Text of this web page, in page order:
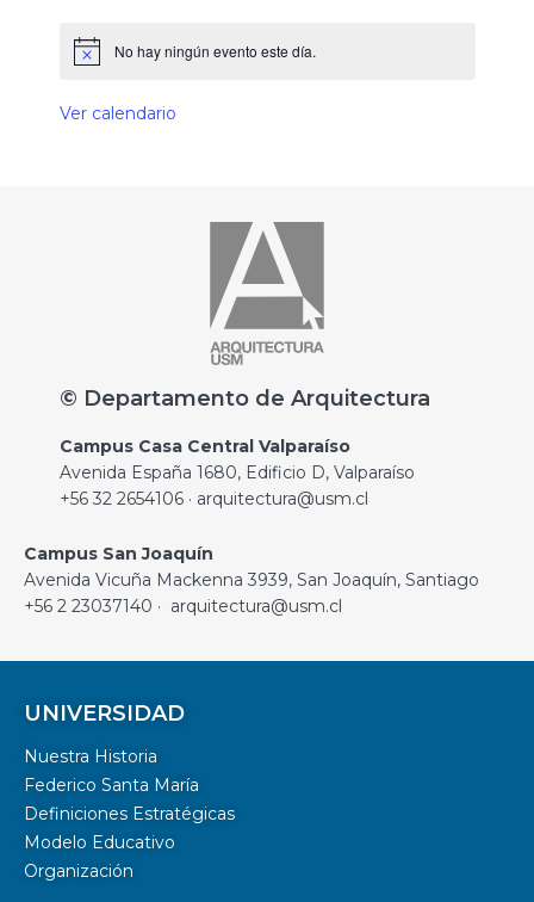
No hay ningún evento este día.
Ver calendario
© Departamento de Arquitectura
Campus Casa Central Valparaíso
Avenida España 1680, Edificio D, Valparaíso
+56 32 2654106 · arquitectura@usm.cl
Campus San Joaquín
Avenida Vicuña Mackenna 3939, San Joaquín, Santiago
+56 2 23037140 · arquitectura@usm.cl
UNIVERSIDAD
Nuestra Historia
Federico Santa María
Definiciones Estratégicas
Modelo Educativo
Organización